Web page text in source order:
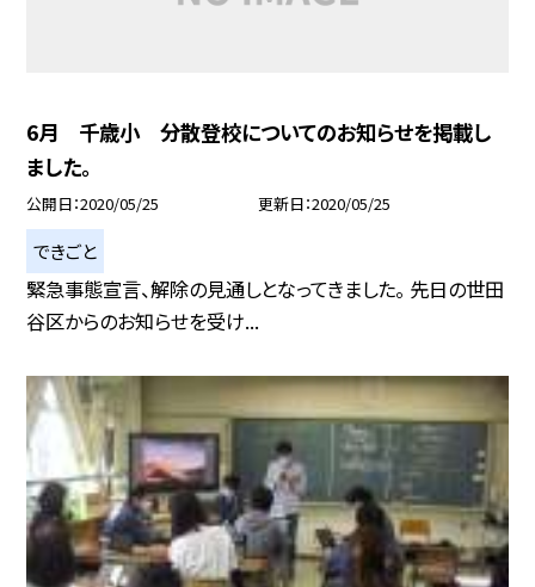
6月 千歳小 分散登校についてのお知らせを掲載し
ました。
公開日 2020/05/25 更新日 2020/05/25
できごと
緊急事態宣言、解除の見通しとなってきました。 先日の世田
谷区からのお知らせを受け...